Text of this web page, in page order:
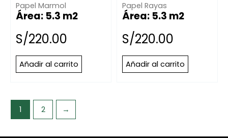
Papel Marmol
Área: 5.3 m2
S/220.00
Añadir al carrito
Papel Rayas
Área: 5.3 m2
S/220.00
Añadir al carrito
1 2 →